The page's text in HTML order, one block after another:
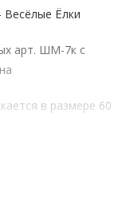
Весёлые Ёлки
арт. ШМ-7к с
в размере 60